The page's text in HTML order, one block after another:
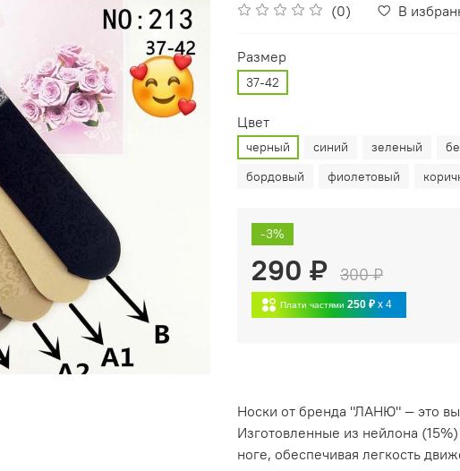
(0) В
Размер
37-42
Цвет
черный синий зеленый
бордовый
фиолетовый
-3%
290 ₽ 300 ₽
Плати частями 250 ₽ x 4
Носки от бренда "ЛАНЮ" — это
Изготовленные из нейлона
ноге, обеспечивая легкость